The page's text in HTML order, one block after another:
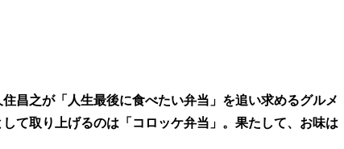
昌之が「人生最後に食べたい弁当」を追い求めるグルメ
て取り上げるのは「コロッケ弁当」。果たして、お味は